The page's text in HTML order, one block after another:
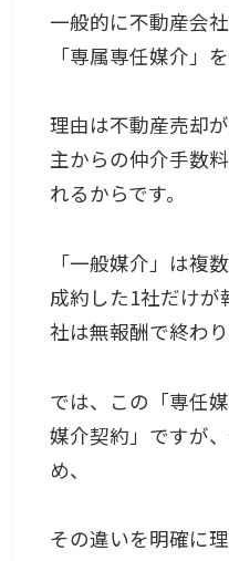
一般的に不動産会
「専属専任媒介」
理由は不動産売却
主からの仲介手数
れるからです。
「一般媒介」は複
成約した1社だけが
社は無報酬で終わり
では、この「専任
媒介契約」ですが
め、
その違いを明確に